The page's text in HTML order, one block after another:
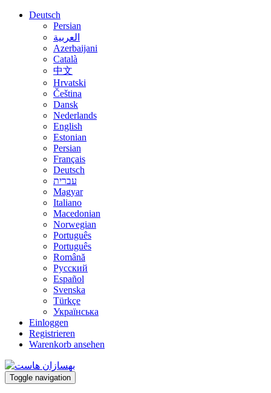
Deutsch
Persian
العربية
Azerbaijani
Català
中文
Hrvatski
Čeština
Dansk
Nederlands
English
Estonian
Persian
Français
Deutsch
עברית
Magyar
Italiano
Macedonian
Norwegian
Português
Português
Română
Русский
Español
Svenska
Türkçe
Українська
Einloggen
Registrieren
Warenkorb ansehen
Toggle navigation